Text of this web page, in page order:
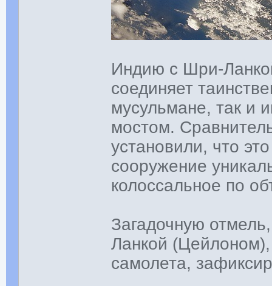
Индию с Шри-
соединяет
мусульмане, так и
мостом.
установили, что
сооружение
колоссальное по
Загадочную
Ланкой
самолета,